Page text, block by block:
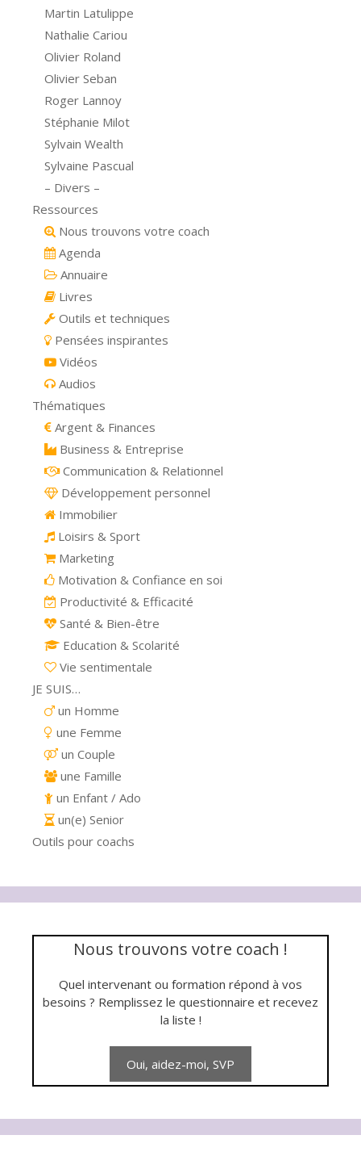
Martin Latulippe
Nathalie Cariou
Olivier Roland
Olivier Seban
Roger Lannoy
Stéphanie Milot
Sylvain Wealth
Sylvaine Pascual
– Divers –
Ressources
Nous trouvons votre coach
Agenda
Annuaire
Livres
Outils et techniques
Pensées inspirantes
Vidéos
Audios
Thématiques
Argent & Finances
Business & Entreprise
Communication & Relationnel
Développement personnel
Immobilier
Loisirs & Sport
Marketing
Motivation & Confiance en soi
Productivité & Efficacité
Santé & Bien-être
Education & Scolarité
Vie sentimentale
JE SUIS…
un Homme
une Femme
un Couple
une Famille
un Enfant / Ado
un(e) Senior
Outils pour coachs
Nous trouvons votre coach !
Quel intervenant ou formation répond à vos
besoins ? Remplissez le questionnaire et recevez
la liste !